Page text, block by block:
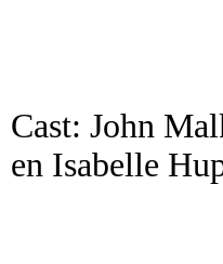
Cast: John
en Isabelle